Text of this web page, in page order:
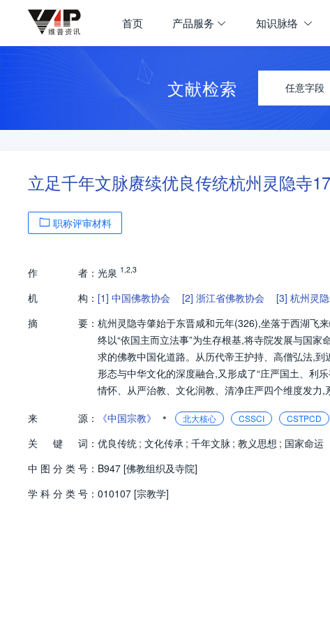
首页 产品服务 知识脉络
文献检索 任意字段
立足千年文脉赓续优良传统杭州灵隐寺
职称评审材料
作 者： 光泉 1 ,2,3
机 构： [1] 中国佛教协会 [2] 浙江省佛教协会 [3] 杭州灵
摘
要： 杭州灵隐寺肇始于东晋咸和元年(326),坐落于西湖飞
终以“依国主而立法事”为生存根基,将寺院发展与国
求的佛教中国化道路。从历代帝王护持、高僧弘法,
形态与中华文化的深度融合,又形成了“庄严国土、利
情怀、从严治教、文化润教、清净庄严四个维度发力,
来
源： 《中国宗教》 • 北大核心 CSSCI CSTPCD
关
键 词： 优良传统 ; 文化传承 ; 千年文脉 ; 教义思想 ; 国家命运
中 图 分 类 号： B947 [佛教组织及寺院]
学 科 分 类 号： 010107 [宗教学]